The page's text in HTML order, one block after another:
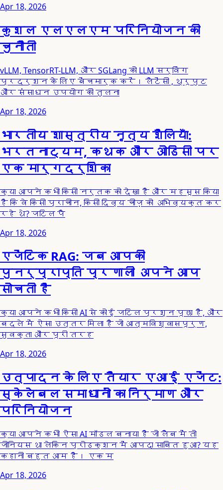
Apr 18, 2026
कुशल एलएलएम परिनियोजन की
चुनौती
vLLM, TensorRT-LLM, और SGLang को LLM सर्विंग
प्रदर्शन के लिए बेंचमार्क करें। लैटेंसी , थ्रूपुट
और संसाधन उपयोग की तुलना
Apr 18, 2026
भारतीय शास्त्रीय नृत्य शैलियाँ:
भरतनाट्यम, कथक और ओडिसी पर
एक मार्गदर्शिका
क्या आपने कभी किसी नर्तक को देखा है और महसूस किया
है कि वे किसी प्राचीन, किसी दिव्य चीज़ को अभिव्यक्त कर
रहे थे? जटिल पै
Apr 18, 2026
एजेंटिक RAG: जब आपकी
पुनर्प्राप्ति प्रणाली अपने आप
सोचती है
क्या आपने कभी किसी AI से कोई जटिल प्रश्न पूछा है, और
बदले में ऐसा उत्तर मिला है जो आत्मविश्वासपूर्ण,
सुवक्ता और पूरी तरह
Apr 18, 2026
उत्पादन के लिए तैयार एआई एजेंट:
स्केलेबल समाधानों का निर्माण और
परिनियोजन
क्या आपने कभी ऐसा AI मॉडल बनाया है जो लैब में तो
जीनियस था लेकिन प्रोडक्शन में आपदा साबित हुआ? यह
कहानी बहुत आम है। एक म
Apr 18, 2026